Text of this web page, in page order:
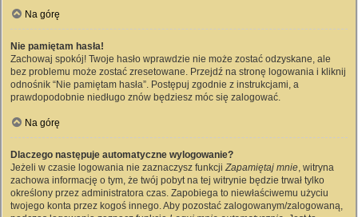
Na górę
Nie pamiętam hasła!
Zachowaj spokój! Twoje hasło wprawdzie nie może zostać odzyskane, ale
bez problemu może zostać zresetowane. Przejdź na stronę logowania i kliknij
odnośnik “Nie pamiętam hasła”. Postępuj zgodnie z instrukcjami, a
prawdopodobnie niedługo znów będziesz móc się zalogować.
Na górę
Dlaczego następuje automatyczne wylogowanie?
Jeżeli w czasie logowania nie zaznaczysz funkcjiZapamiętaj mnie, witryna
zachowa informację o tym, że twój pobyt na tej witrynie będzie trwał tylko
określony przez administratora czas. Zapobiega to niewłaściwemu użyciu
twojego konta przez kogoś innego. Aby pozostać zalogowanym/zalogowaną,